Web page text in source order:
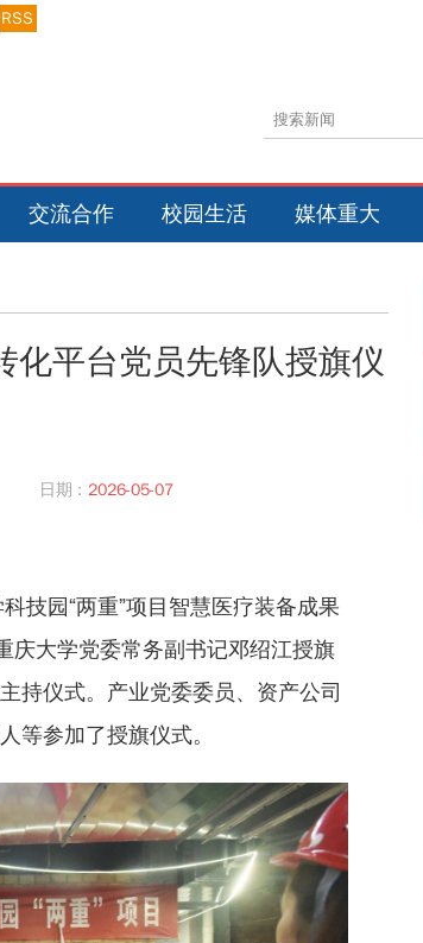
RSS
交流合作 校园生活 媒体重大
化平台党员先锋队授旗仪
日期 : 2026-05-07
技园“两重”项目智慧医疗装备成果
庆大学党委常务副书记邓绍江授旗
持仪式。产业党委委员、资产公司
等参加了授旗仪式。